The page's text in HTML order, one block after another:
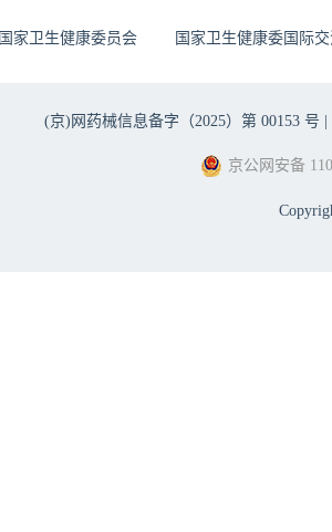
国家卫生健康委员会 国家卫生健康委国际
(京)网药械信息备字（2025）第 00153 号 |
京公网安备